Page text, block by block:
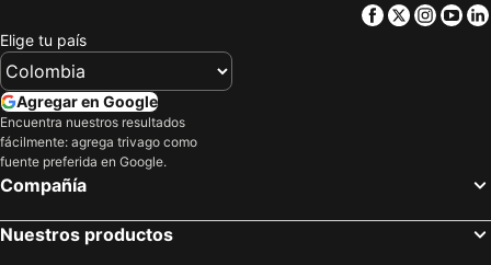
Hotel Principe delle Nevi
Mattenhof Resort
Novotel Annecy Centre
Hotel Nolda
Best Western Plus Hotel Genova
Hotel Elite Zermatt
Hotel Adonis
Facebook
Twitter
Elige tu país
Agregar en Google
Encuentra nuestros resultados
fácilmente: agrega trivago como
fuente preferida en Google.
Compañía
Nuestros productos